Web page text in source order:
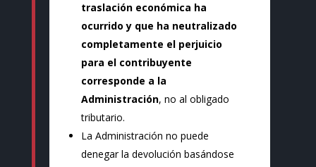
traslación económica ha
ocurrido y que ha neutralizado
completamente el perjuicio
para el contribuyente
corresponde a la
Administración, no al obligado
tributario.
La Administración no puede
denegar la devolución basándose